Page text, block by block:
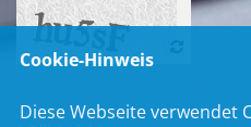
Cookie-Hinweis
Diese Webseite verwendet